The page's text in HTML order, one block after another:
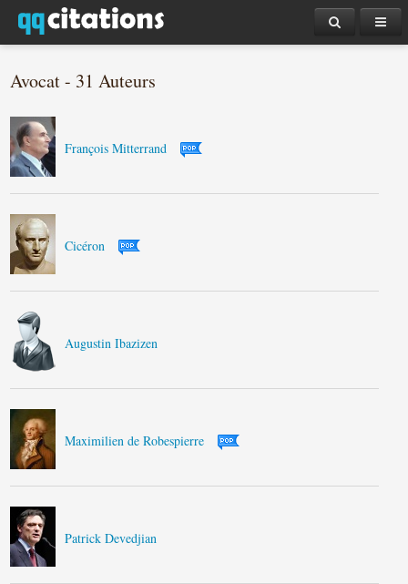
Avocat - 31 Auteurs
François Mitterrand
Cicéron
Augustin Ibazizen
Maximilien de Robespierre
Patrick Devedjian